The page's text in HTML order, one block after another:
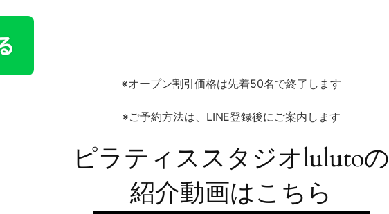
※オープン割引価格は先着50名で終了します
※ご予約方法は、LINE登録後にご案内します
ピラティススタジオlulutoの
紹介動画はこちら